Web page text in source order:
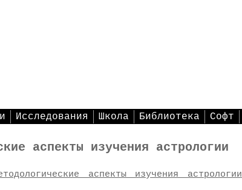
Исследования Школа Библиотека Софт
аспекты изучения астрологии
аспекты изучения астрологии